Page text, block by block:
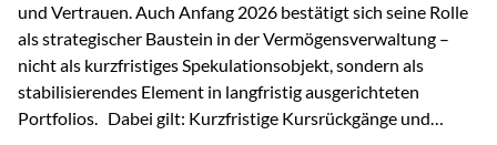
und Vertrauen. Auch Anfang 2026 bestätigt sich seine Rolle
als strategischer Baustein in der Vermögensverwaltung –
nicht als kurzfristiges Spekulationsobjekt, sondern als
stabilisierendes Element in langfristig ausgerichteten
Portfolios. Dabei gilt: Kurzfristige Kursrückgänge und